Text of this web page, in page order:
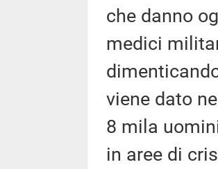
che danno
medici
viene dato
8 mila
in aree di